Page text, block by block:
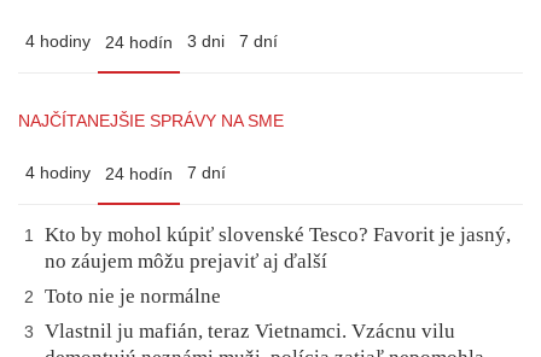
4 hodiny 24 hodín 3 dni 7 dní
NAJČÍTANEJŠIE SPRÁVY NA SME
4 hodiny 24 hodín 7 dní
1
Kto by mohol kúpiť slovenské Tesco? Favorit je jasný,
no záujem môžu prejaviť aj ďalší
2 Toto nie je normálne
3
Vlastnil ju mafián, teraz Vietnamci. Vzácnu vilu